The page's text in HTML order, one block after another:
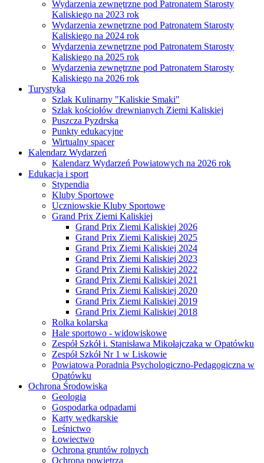
Wydarzenia zewnętrzne pod Patronatem Starosty
Kaliskiego na 2023 rok
Wydarzenia zewnętrzne pod Patronatem Starosty
Kaliskiego na 2024 rok
Wydarzenia zewnętrzne pod Patronatem Starosty
Kaliskiego na 2025 rok
Wydarzenia zewnętrzne pod Patronatem Starosty
Kaliskiego na 2026 rok
Turystyka
Szlak Kulinarny "Kaliskie Smaki"
Szlak kościołów drewnianych Ziemi Kaliskiej
Puszcza Pyzdrska
Punkty edukacyjne
Wirtualny spacer
Kalendarz Wydarzeń
Kalendarz Wydarzeń Powiatowych na 2026 rok
Edukacja i sport
Stypendia
Kluby Sportowe
Uczniowskie Kluby Sportowe
Grand Prix Ziemi Kaliskiej
Grand Prix Ziemi Kaliskiej 2026
Grand Prix Ziemi Kaliskiej 2025
Grand Prix Ziemi Kaliskiej 2024
Grand Prix Ziemi Kaliskiej 2023
Grand Prix Ziemi Kaliskiej 2022
Grand Prix Ziemi Kaliskiej 2021
Grand Prix Ziemi Kaliskiej 2020
Grand Prix Ziemi Kaliskiej 2019
Grand Prix Ziemi Kaliskiej 2018
Rolka kolarska
Hale sportowo - widowiskowe
Zespół Szkół i. Stanisława Mikołajczaka w Opatówku
Zespół Szkół Nr 1 w Liskowie
Powiatowa Poradnia Psychologiczno-Pedagogiczna w
Opatówku
Ochrona Środowiska
Geologia
Gospodarka odpadami
Karty wędkarskie
Leśnictwo
Łowiectwo
Ochrona gruntów rolnych
Ochrona powietrza